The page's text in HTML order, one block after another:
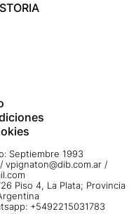
Septiembre 1993
/ vpignaton@dib.com.ar /
Piso 4, La Plata; Provincia
+5492215031783